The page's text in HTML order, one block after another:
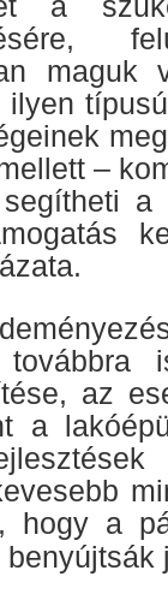
maguk
–
a
az
a
hogy a